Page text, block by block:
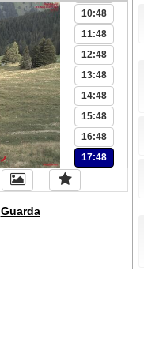
10:48
11:48
12:48
13:48
14:48
15:48
16:48
17:48
Guarda